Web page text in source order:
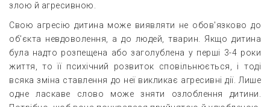
злою й агресивною.
Свою агресію дитина може виявляти не обов'язково до
об'єкта невдоволення, а до людей, тварин. Якщо дитина
була надто розпещена або заголублена у перші 3-4 роки
життя, то її психічний розвиток сповільнюється, і тоді
всяка зміна ставлення до неї викликає агресивні дії. Лише
одне ласкаве слово може зняти озлоблення дитини.